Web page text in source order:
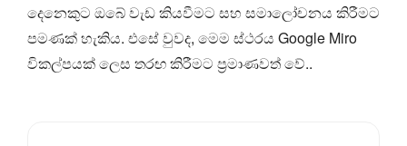
දෙනෙකුට ඔබේ වැඩ කියවීමට සහ සමාලෝචනය කිරීමට
පමණක් හැකිය. එසේ වුවද, මෙම ස්ථරය Google Miro
විකල්පයක් ලෙස තරඟ කිරීමට ප්‍රමාණවත් වේ..